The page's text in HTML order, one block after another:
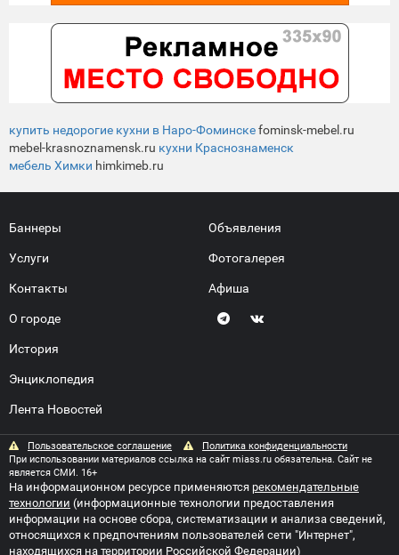
купить недорогие кухни в Наро-Фоминскеfominsk-mebel.ru
mebel-krasnoznamensk.ru кухни Краснознаменск
мебель Химки himkimeb.ru
Баннеры
Услуги
Контакты
О городе
История
Энциклопедия
Лента Новостей
Объявления
Фотогалерея
Афиша
Пользовательское соглашение
Политика конфиденциальности
При использовании материалов ссылка на сайт miass.ru обязательна. Сайт не
является СМИ. 16+
На информационном ресурсе применяются рекомендательные
технологии (информационные технологии предоставления
информации на основе сбора, систематизации и анализа сведений,
относящихся к предпочтениям пользователей сети "Интернет",
находящихся на территории Российской Федерации)